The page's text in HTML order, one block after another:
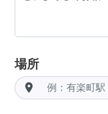
場所
room